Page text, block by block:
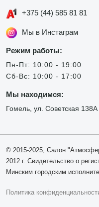
+375 (44) 585 81 81
Мы в Инстаграм
Режим работы:
Пн-Пт: 10:00 - 19:00
Сб-Вс: 10:00 - 17:00
Мы находимся:
Гомель, ул. Советская 138А
© 2015-2025, Салон
2012 г. Свидетельство о
Минским городским
Политика